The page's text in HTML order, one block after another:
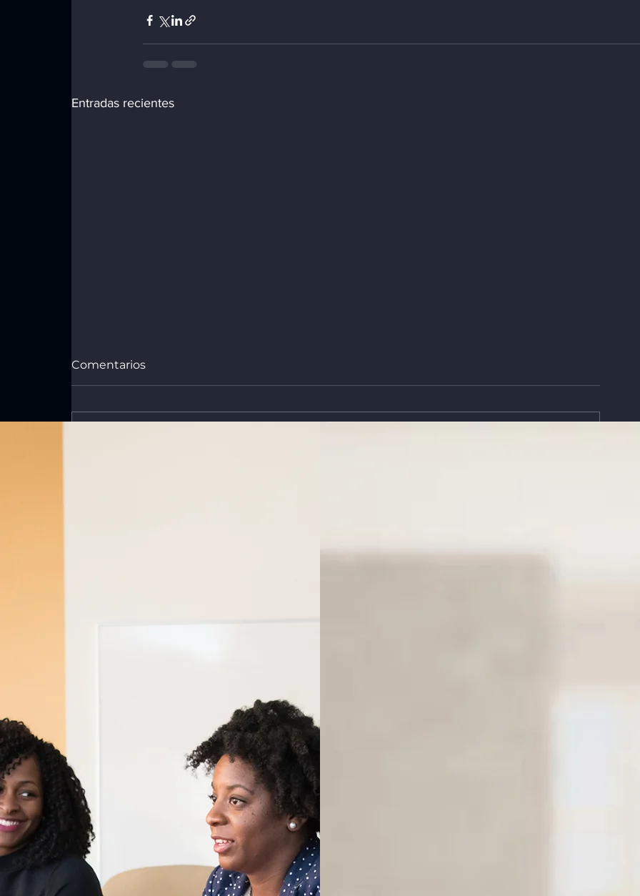
Entradas recientes
Comentarios